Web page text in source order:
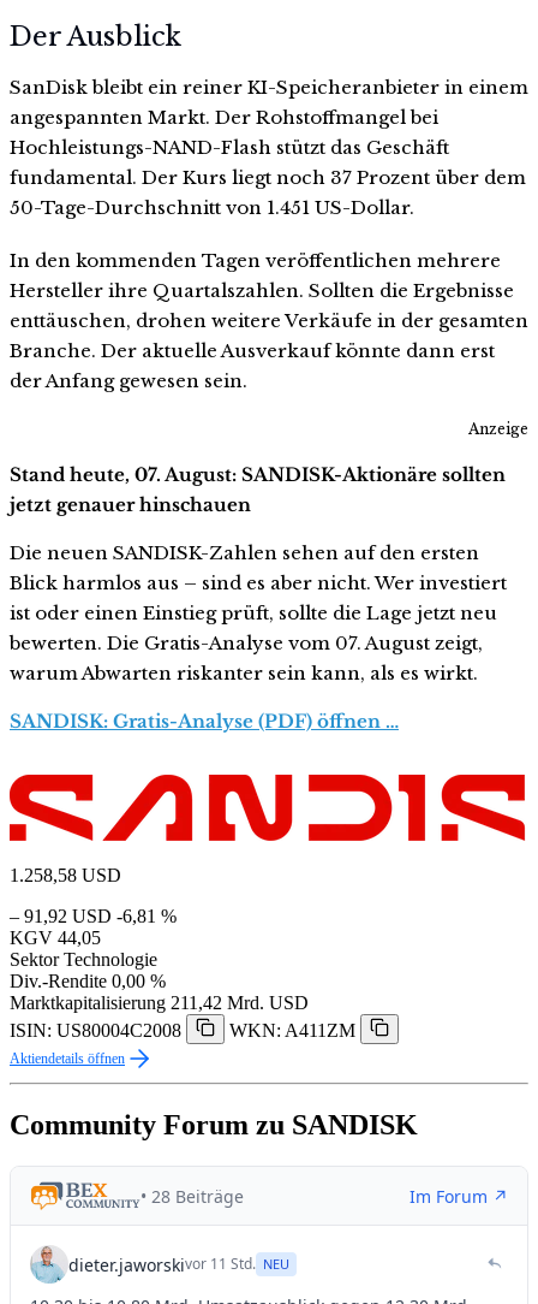
Der Ausblick
SanDisk bleibt ein reiner KI-Speicheranbieter in einem
angespannten Markt. Der Rohstoffmangel bei
Hochleistungs-NAND-Flash stützt das Geschäft
fundamental. Der Kurs liegt noch 37 Prozent über dem
50-Tage-Durchschnitt von 1.451 US-Dollar.
In den kommenden Tagen veröffentlichen mehrere
Hersteller ihre Quartalszahlen. Sollten die Ergebnisse
enttäuschen, drohen weitere Verkäufe in der gesamten
Branche. Der aktuelle Ausverkauf könnte dann erst
der Anfang gewesen sein.
Anzeige
Stand heute, 07. August: SANDISK-Aktionäre sollten
jetzt genauer hinschauen
Die neuen SANDISK-Zahlen sehen auf den ersten
Blick harmlos aus – sind es aber nicht. Wer investiert
ist oder einen Einstieg prüft, sollte die Lage jetzt neu
bewerten. Die Gratis-Analyse vom 07. August zeigt,
warum Abwarten riskanter sein kann, als es wirkt.
SANDISK: Gratis-Analyse (PDF) öffnen …
1.258,58 USD
– 91,92 USD -6,81 %
KGV 44,05
Sektor Technologie
Div.-Rendite 0,00 %
Marktkapitalisierung 211,42 Mrd. USD
ISIN: US80004C2008
WKN: A411ZM
Aktiendetails öffnen
Community Forum zu SANDISK